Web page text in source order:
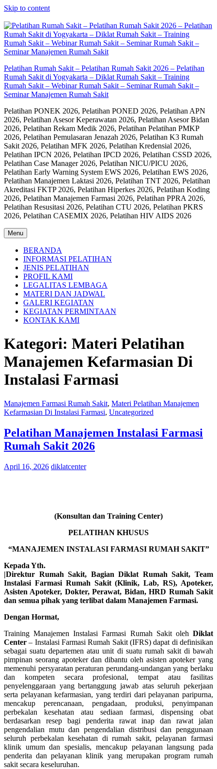
Skip to content
Pelatihan Rumah Sakit – Pelatihan Rumah Sakit 2026 – Pelatihan
Rumah Sakit di Yogyakarta – Diklat Rumah Sakit – Training
Rumah Sakit – Webinar Rumah Sakit – Seminar Rumah Sakit –
Seminar Manajemen Rumah Sakit
Pelatihan PONEK 2026, Pelatihan PONED 2026, Pelatihan APN
2026, Pelatihan Asesor Keperawatan 2026, Pelatihan Asesor Bidan
2026, Pelatihan Rekam Medik 2026, Pelatihan Pelatihan PMKP
2026, Pelatihan Pemulasaran Jenazah 2026, Pelatihan K3 Rumah
Sakit 2026, Pelatihan MFK 2026, Pelatihan Kredensial 2026,
Pelatihan IPCN 2026, Pelatihan IPCD 2026, Pelatihan CSSD 2026,
Pelatihan Case Manager 2026, Pelatihan NICU/PICU 2026,
Pelatihan Early Warning System EWS 2026, Pelatihan EWS 2026,
Pelatihan Manajemen Laktasi 2026, Pelatihan TNT 2026, Pelatihan
Akreditasi FKTP 2026, Pelatihan Hiperkes 2026, Pelatihan Koding
2026, Pelatihan Manajemen Farmasi 2026, Pelatihan PPRA 2026,
Pelatihan Resusitasi 2026, Pelatihan CTU 2026, Pelatihan PKRS
2026, Pelatihan CASEMIX 2026, Pelatihan HIV AIDS 2026
Menu
BERANDA
INFORMASI PELATIHAN
JENIS PELATIHAN
PROFIL KAMI
LEGALITAS LEMBAGA
MATERI DAN JADWAL
GALERI KEGIATAN
KEGIATAN PERMINTAAN
KONTAK KAMI
Kategori: Materi Pelatihan
Manajemen Kefarmasian Di
Instalasi Farmasi
Manajemen Farmasi Rumah Sakit, Materi Pelatihan Manajemen
Kefarmasian Di Instalasi Farmasi, Uncategorized
Pelatihan Manajemen Instalasi Farmasi
Rumah Sakit 2026
April 16, 2026 diklatcenter
(Konsultan dan Training Center)
PELATIHAN KHUSUS
“MANAJEMEN INSTALASI FARMASI RUMAH SAKIT”
Kepada Yth.
|Direktur Rumah Sakit, Bagian Diklat Rumah Sakit, Team
Instalasi Farmasi Rumah Sakit (Klinik, Lab, RS), Apoteker,
Asisten Apoteker, Dokter, Perawat, Bidan, HRD Rumah Sakit
dan semua pihak yang terlibat dalam Manajemen Farmasi.
Dengan Hormat,
Training Manajemen Instalasi Farmasi Rumah Sakit oleh Diklat
Center – Instalasi Farmasi Rumah Sakit (IFRS) dapat di definisikan
sebagai suatu departemen atau unit di suatu rumah sakit di bawah
pimpinan seorang apoteker dan dibantu oleh asisten apoteker yang
memenuhi persyaratan peraturan perundang-undangan yang berlaku
dan kompeten secara profesional, tempat atau fasilitas
penyelenggaraan yang bertanggung jawab atas seluruh pekerjaan
serta pelayanan kefarmasian, yang terdiri dari pelayanan paripurna,
mencakup perencanaan, pengadaan, produksi, penyimpanan
perbekalan kesehatan atau sediaan farmasi, dispensing obat
berdasarkan resep bagi penderita rawat inap dan rawat jalan
pengendalian mutu dan pengendalian distribusi dan penggunaan
seluruh perbekalan kesehatan di rumah sakit, pelayanan farmasi
klinik umum dan spesialis, mencakup pelayanan langsung pada
penderita dan pelayanan klinik yang merupakan program rumah
sakit secara keseluruhan.